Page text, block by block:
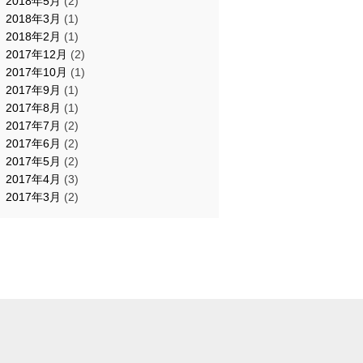
2018年3月 (1)
2018年2月 (1)
2017年12月 (2)
2017年10月 (1)
2017年9月 (1)
2017年8月 (1)
2017年7月 (2)
2017年6月 (2)
2017年5月 (2)
2017年4月 (3)
2017年3月 (2)